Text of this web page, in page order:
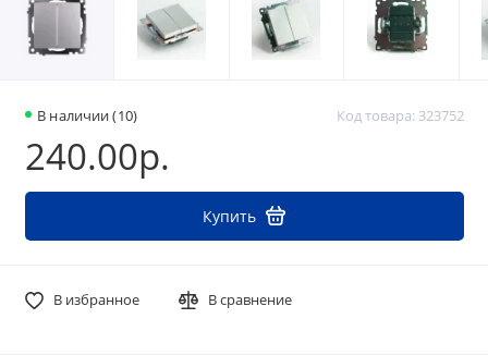
В наличии (10) Код товара: 323752
240.00р.
Купить
В избранное В сравнение